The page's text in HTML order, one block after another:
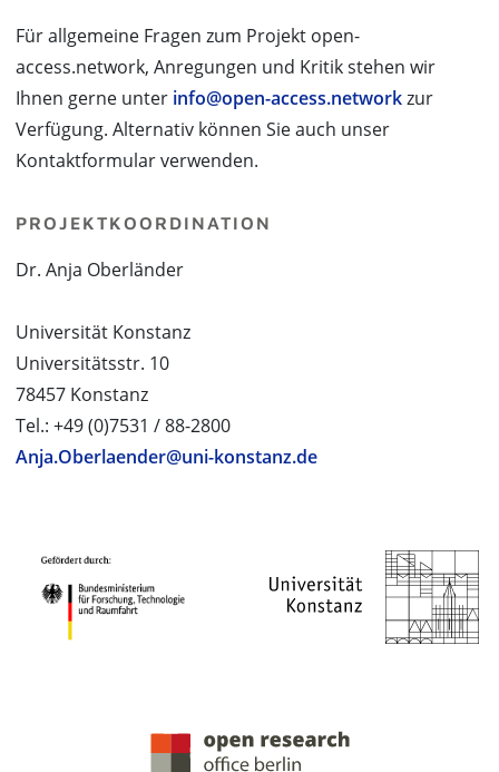
Für allgemeine Fragen zum Projekt open-
access.network, Anregungen und Kritik stehen wir
Ihnen gerne unter info@open-access.networkzur
Verfügung. Alternativ können Sie auch unser
Kontaktformular verwenden.
PROJEKTKOORDINATION
Dr. Anja Oberländer
Universität Konstanz
Universitätsstr. 10
78457 Konstanz
Tel.: +49 (0)7531 / 88-2800
Anja.Oberlaender@uni-konstanz.de